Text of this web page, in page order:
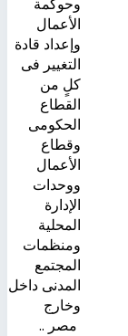
الأعمال
وإعداد قادة
التغيير فى
كلٍ من
القطاع
الحكومى
وقطاع
الأعمال
ووحدات
الإدارة
المحلية
ومنظمات
المجتمع
المدنى داخل
وخارج
مصر ..